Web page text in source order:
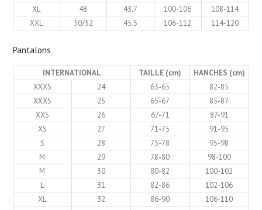
XL
48 43.7 100-106
108-114
XXL
50/52 45.5 106-112 114-120
Pantalons
INTERNATIONAL TAILLE (cm)
HANCHES (cm)
XXXS
24 63-65
82-85
XXXS
25 65-67
85-87
XXS
26 67-71
87-91
XS
27 71-75
91-95
S
28 75-78
95-98
M
29 78-80
98-100
M
30 80-82
100-102
L
31 82-86
102-106
XL
32 86-90
106-110